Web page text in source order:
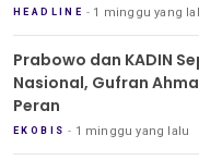
HEADLINE 1 minggu yang
Prabowo dan KADIN
Nasional, Gufran
Peran
EKOBIS 1 minggu yang lalu